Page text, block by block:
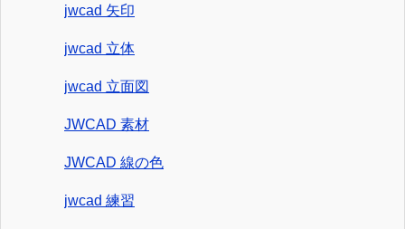
jwcad 矢印
jwcad 立体
jwcad 立面図
JWCAD 素材
JWCAD 線の色
jwcad 練習